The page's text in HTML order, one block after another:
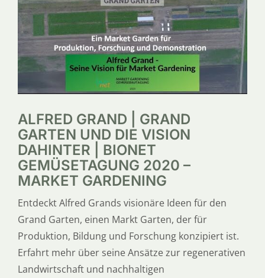
SERVICE
ÜBER UNS
ALFRED GRAND | GRAND
GARTEN UND DIE VISION
DAHINTER | BIONET
GEMÜSETAGUNG 2020 –
MARKET GARDENING
Entdeckt Alfred Grands visionäre Ideen für den
Grand Garten, einen Markt Garten, der für
Produktion, Bildung und Forschung konzipiert ist.
Erfahrt mehr über seine Ansätze zur regenerativen
Landwirtschaft und nachhaltigen